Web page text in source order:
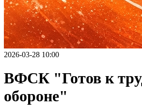
2026-03-28 10:00
ВФСК "Готов к
обороне"